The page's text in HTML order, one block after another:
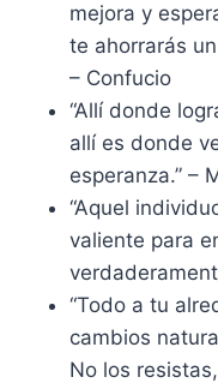
mejora y
te ahorrarás
– Confucio
“Allí donde
allí es donde
esperanza.” –
“Aquel
valiente para
“Todo a tu
cambios
No los